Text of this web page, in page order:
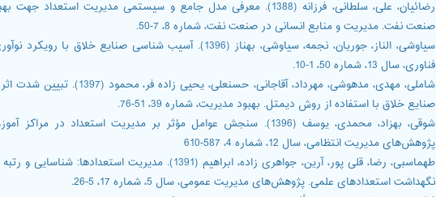
رضائیان، علی، سلطانی، فرزانه (1388). معرفی مدل جامع و سیستمی مدیریت
صنعت نفت. مدیریت و منابع انسانی در صنعت نفت، شماره 8، 7-50.
سیاوشی، الناز، جوریان، نجمه، سیاوشی، بهناز (1396). آسیب شناسی صنایع
فناوری، سال 13، شماره 50، 1-10.
شاملی، مهدی، مدهوشی، مهرداد، آقاجانی،
صنایع خلاق با استفاده از روش دیمتل. بهبود مدیریت، شماره 39، 51-76.
شوقی، بهزاد، محمدی، یوسف (1396). سنجش عوامل مؤثر بر مديريت استعداد در
پژوهش‌های مديريت انتظامی، سال 12، شماره 4، 587-610
طهماسبی، رضا، قلی پور، آرین، جواهری زاده، ابراهیم (1391).
نگهداشت استعدادهای علمی. پژوهش‌های مدیریت عمومی، سال 5، شماره 17، 5-26.